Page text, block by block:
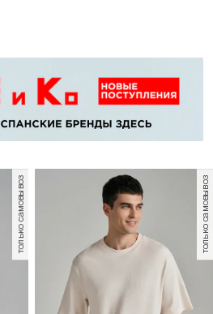
только самовывоз только самовывоз